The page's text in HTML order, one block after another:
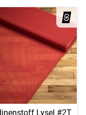
Lysel #2T